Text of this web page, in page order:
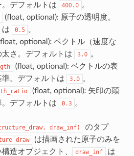
デフォルトは
400.0 。
(float, optional): 原子の透明度。
は
0.5 。
optional): ベクトル（速度な
太さ。デフォルトは
3.0 。
(float, optional): ベクトルの表
準。デフォルトは
3.0 。
(float, optional): 矢印の頭
デフォルトは
0.3 。
draw_inf)
のタプ
は描画された原子のみを
造オブジェクト、
draw_inf
は